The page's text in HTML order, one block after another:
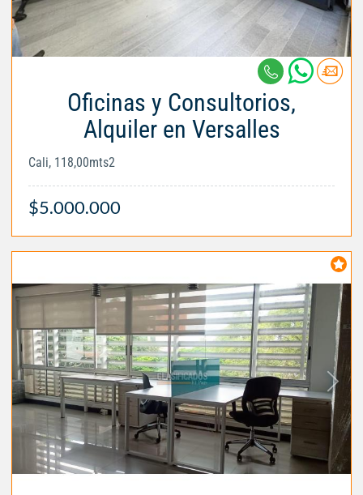
Oficinas y Consultorios,
Alquiler en Versalles
Cali, 118,00mts2
$5.000.000